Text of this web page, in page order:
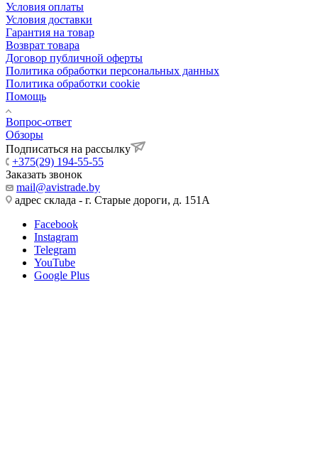
Условия оплаты
Условия доставки
Гарантия на товар
Возврат товара
Договор публичной оферты
Политика обработки персональных данных
Политика обработки cookie
Помощь
Вопрос-ответ
Обзоры
Подписаться на рассылку
+375(29) 194-55-55
Заказать звонок
mail@avistrade.by
адрес склада - г. Старые дороги, д. 151А
Facebook
Instagram
Telegram
YouTube
Google Plus